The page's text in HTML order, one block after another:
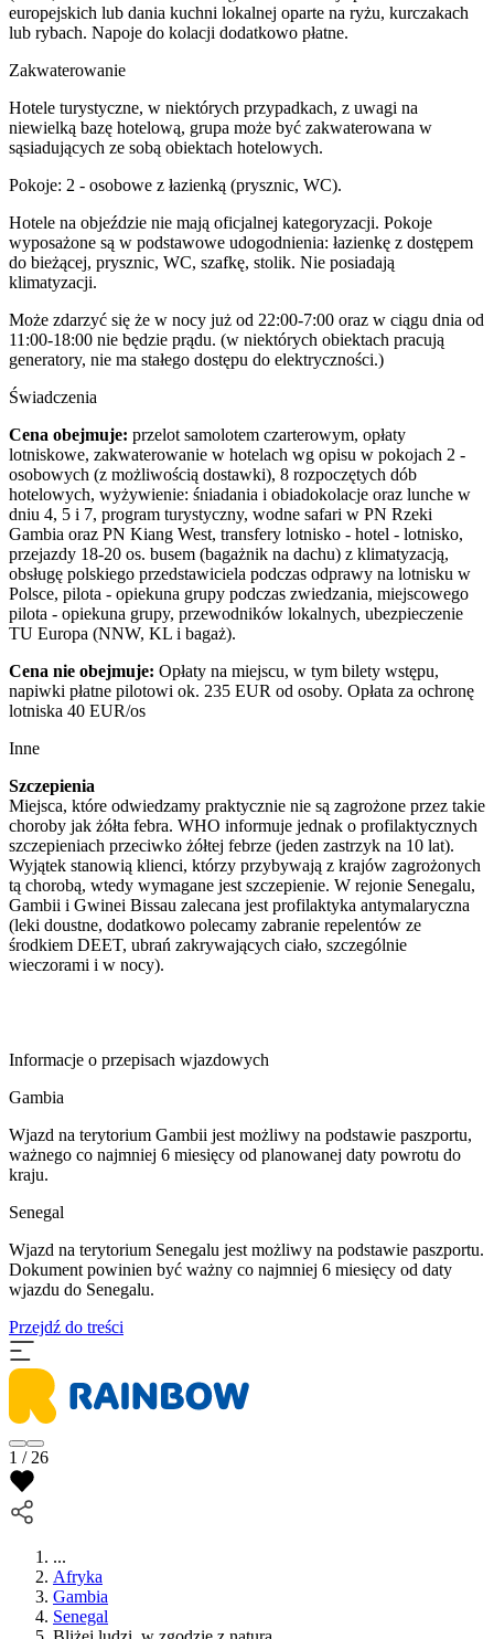
europejskich lub dania kuchni lokalnej oparte na ryżu, kurczakach
lub rybach. Napoje do kolacji dodatkowo płatne.
Zakwaterowanie
Hotele turystyczne, w niektórych przypadkach, z uwagi na
niewielką bazę hotelową, grupa może być zakwaterowana w
sąsiadujących ze sobą obiektach hotelowych.
Pokoje: 2 - osobowe z łazienką (prysznic, WC).
Hotele na objeździe nie mają oficjalnej kategoryzacji. Pokoje
wyposażone są w podstawowe udogodnienia: łazienkę z dostępem
do bieżącej, prysznic, WC, szafkę, stolik. Nie posiadają
klimatyzacji.
Może zdarzyć się że w nocy już od 22:00-7:00 oraz w ciągu dnia od
11:00-18:00 nie będzie prądu. (w niektórych obiektach pracują
generatory, nie ma stałego dostępu do elektryczności.)
Świadczenia
Cena obejmuje: przelot samolotem czarterowym, opłaty
lotniskowe, zakwaterowanie w hotelach wg opisu w pokojach 2 -
osobowych (z możliwością dostawki), 8 rozpoczętych dób
hotelowych, wyżywienie: śniadania i obiadokolacje oraz lunche w
dniu 4, 5 i 7, program turystyczny, wodne safari w PN Rzeki
Gambia oraz PN Kiang West, transfery lotnisko - hotel - lotnisko,
przejazdy 18-20 os. busem (bagażnik na dachu) z klimatyzacją,
obsługę polskiego przedstawiciela podczas odprawy na lotnisku w
Polsce, pilota - opiekuna grupy podczas zwiedzania, miejscowego
pilota - opiekuna grupy, przewodników lokalnych, ubezpieczenie
TU Europa (NNW, KL i bagaż).
Cena nie obejmuje: Opłaty na miejscu, w tym bilety wstępu,
napiwki płatne pilotowi ok. 235 EUR od osoby. Opłata za ochronę
lotniska 40 EUR/os
Inne
Szczepienia
Miejsca, które odwiedzamy praktycznie nie są zagrożone przez takie
choroby jak żółta febra. WHO informuje jednak o profilaktycznych
szczepieniach przeciwko żółtej febrze (jeden zastrzyk na 10 lat).
Wyjątek stanowią klienci, którzy przybywają z krajów zagrożonych
tą chorobą, wtedy wymagane jest szczepienie. W rejonie Senegalu,
Gambii i Gwinei Bissau zalecana jest profilaktyka antymalaryczna
(leki doustne, dodatkowo polecamy zabranie repelentów ze
środkiem DEET, ubrań zakrywających ciało, szczególnie
wieczorami i w nocy).
Informacje o przepisach wjazdowych
Gambia
Wjazd na terytorium Gambii jest możliwy na podstawie paszportu,
ważnego co najmniej 6 miesięcy od planowanej daty powrotu do
kraju.
Senegal
Wjazd na terytorium Senegalu jest możliwy na podstawie paszportu.
Dokument powinien być ważny co najmniej 6 miesięcy od daty
wjazdu do Senegalu.
Przejdź do treści
1 / 26
...
Afryka
Gambia
Senegal